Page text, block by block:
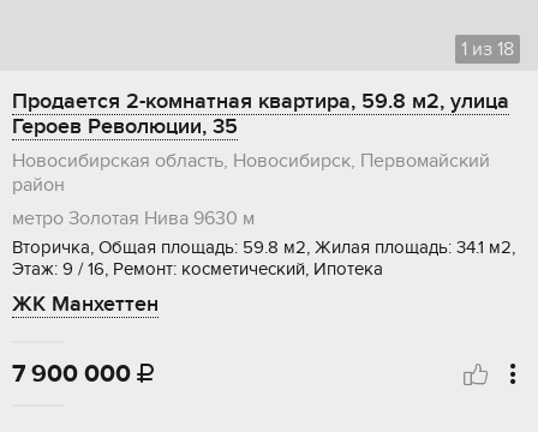
1 из 18
Продается 2-комнатная квартира, 59.8 м2, улица
Героев Революции, 35
Новосибирская область, Новосибирск, Первомайский
район
метро Золотая Нива 9630 м
Вторичка, Общая площадь: 59.8 м2, Жилая площадь: 34.1 м2,
Этаж: 9 / 16, Ремонт: косметический, Ипотека
ЖК Манхеттен
7 900 000 